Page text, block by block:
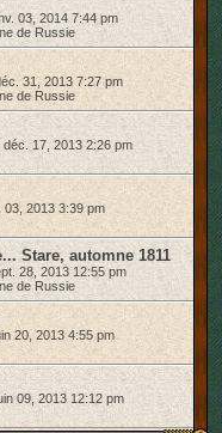
03, 2014 7:44 pm
de Russie
31, 2013 7:27 pm
de Russie
déc. 17, 2013 2:26 pm
03, 2013 3:39 pm
Stare, automne 1811
28, 2013 12:55 pm
de Russie
20, 2013 4:55 pm
09, 2013 12:12 pm